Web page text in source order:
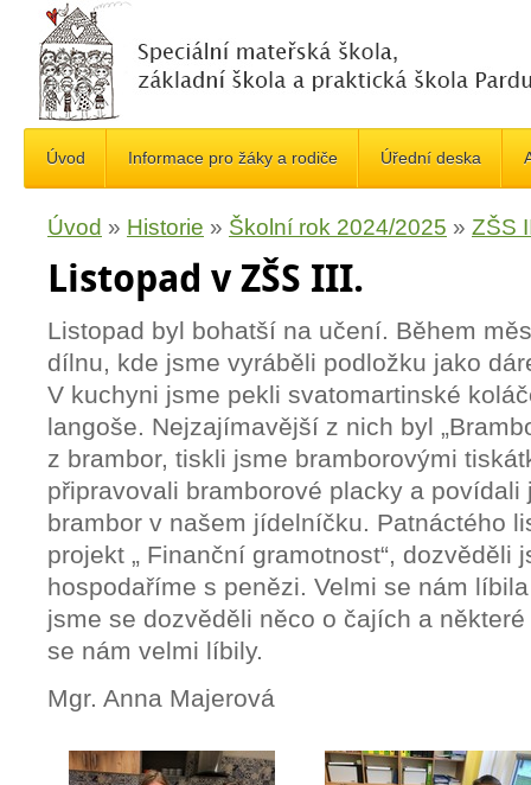
Úvod Informace pro žáky a rodiče Úřední deska
Úvod » Historie » Školní rok 2024/2025 » ZŠS
Listopad v ZŠS III.
Listopad byl bohatší na učení. Během
dílnu, kde jsme vyráběli podložku jako
V kuchyni jsme pekli svatomartinské
langoše. Nejzajímavější z nich byl
z brambor, tiskli jsme bramborovými
připravovali bramborové placky a povídali
brambor v našem jídelníčku. Patnáctého
projekt „ Finanční gramotnost“, dozvěděli
hospodaříme s penězi. Velmi se nám
jsme se dozvěděli něco o čajích a
se nám velmi líbily.
Mgr. Anna Majerová